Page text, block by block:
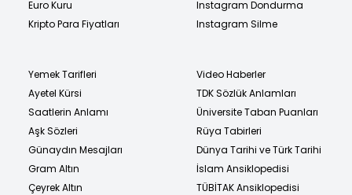
Euro Kuru
Kripto Para Fiyatları
Instagram Dondurma
Instagram Silme
Yemek Tarifleri
Ayetel Kürsi
Saatlerin Anlamı
Aşk Sözleri
Günaydın Mesajları
Gram Altın
Çeyrek Altın
Video Haberler
TDK Sözlük Anlamları
Üniversite Taban Puanları
Rüya Tabirleri
Dünya Tarihi ve Türk Tarihi
İslam Ansiklopedisi
TÜBİTAK Ansiklopedisi